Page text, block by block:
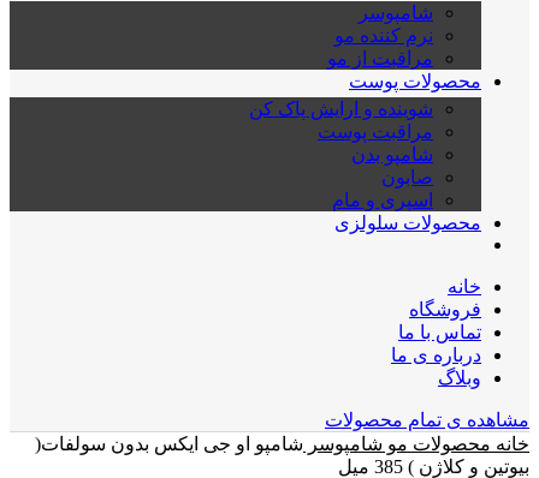
شامپوسر
نرم کننده مو
مراقبت از مو
محصولات پوست
شوینده و ارایش پاک کن
مراقبت پوست
شامپو بدن
صابون
اسپری و مام
محصولات سلولزی
خانه
فروشگاه
تماس با ما
درباره ی ما
وبلاگ
مشاهده ی تمام محصولات
خانه محصولات مو شامپوسر شامپو او جی ایکس بدون سولفات(
بیوتین و کلاژن ) 385 میل